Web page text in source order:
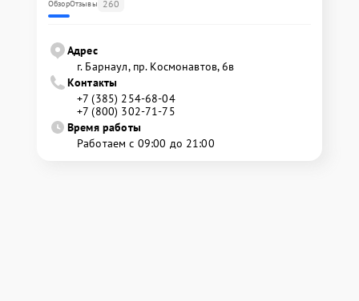
ОбзорОтзывы 260
Адрес
г. Барнаул, ​пр. Космонавтов, 6в
Контакты
+7 (385) 254-68-04
+7 (800) 302-71-75
Время работы
Работаем с 09:00 до 21:00